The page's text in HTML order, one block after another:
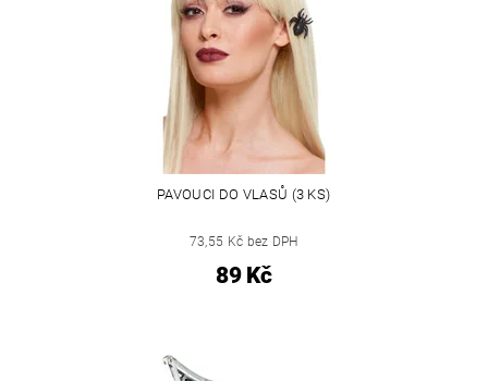
PAVOUCI DO VLASŮ (3 KS)
73,55 Kč bez DPH
89 Kč